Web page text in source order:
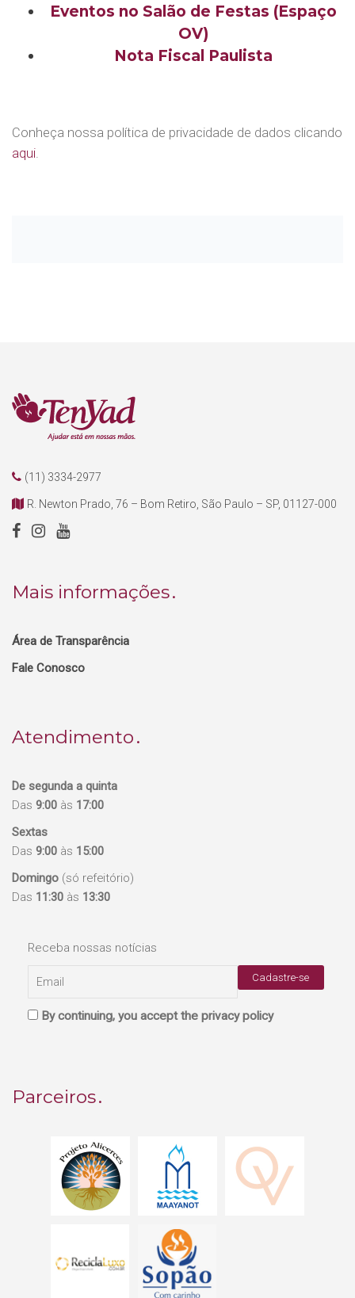
Eventos no Salão de Festas (Espaço
OV)
Nota Fiscal Paulista
Conheça nossa política de privacidade de dados clicando
aqui.
(11) 3334-2977
R. Newton Prado, 76 – Bom Retiro, São Paulo – SP, 01127-000
Mais informações
Área de Transparência
Fale Conosco
Atendimento
De segunda a quinta
Das 9:00 às 17:00
Sextas
Das 9:00 às 15:00
Domingo (só refeitório)
Das 11:30 às 13:30
Receba nossas notícias
By continuing, you accept the privacy policy
Parceiros